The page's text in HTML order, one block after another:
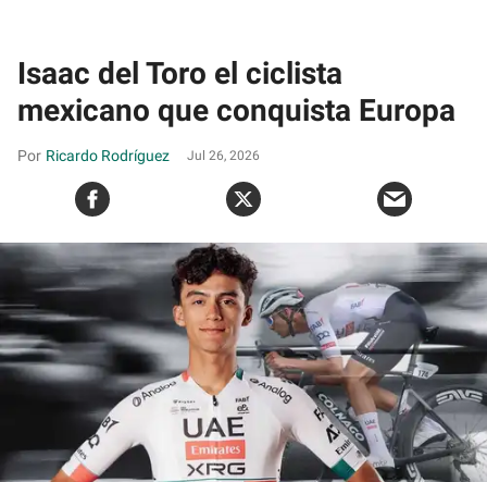
Isaac del Toro el ciclista
mexicano que conquista Europa
Ricardo Rodríguez Jul 26, 2026